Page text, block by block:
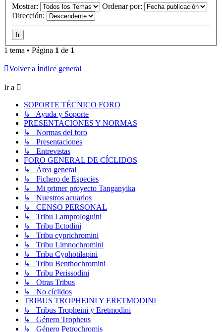
Mostrar:
Ordenar por:
Dirección:
1 tema • Página 1 de 1
Volver a Índice general
Ir a
SOPORTE TÉCNICO FORO
↳ Ayuda y Soporte
PRESENTACIONES Y NORMAS
↳ Normas del foro
↳ Presentaciones
↳ Entrevistas
FORO GENERAL DE CÍCLIDOS
↳ Área general
↳ Fichero de Especies
↳ Mi primer proyecto Tanganyika
↳ Nuestros acuarios
↳ CENSO PERSONAL
↳ Tribu Lamprologuini
↳ Tribu Ectodini
↳ Tribu cyprichromini
↳ Tribu Limnochromini
↳ Tribu Cyphotilapini
↳ Tribu Benthochromini
↳ Tribu Perissodini
↳ Otras Tribus
↳ No cíclidos
TRIBUS TROPHEINI Y ERETMODINI
↳ Tribus Tropheini y Eretmodini
↳ Género Tropheus
↳ Género Petrochromis